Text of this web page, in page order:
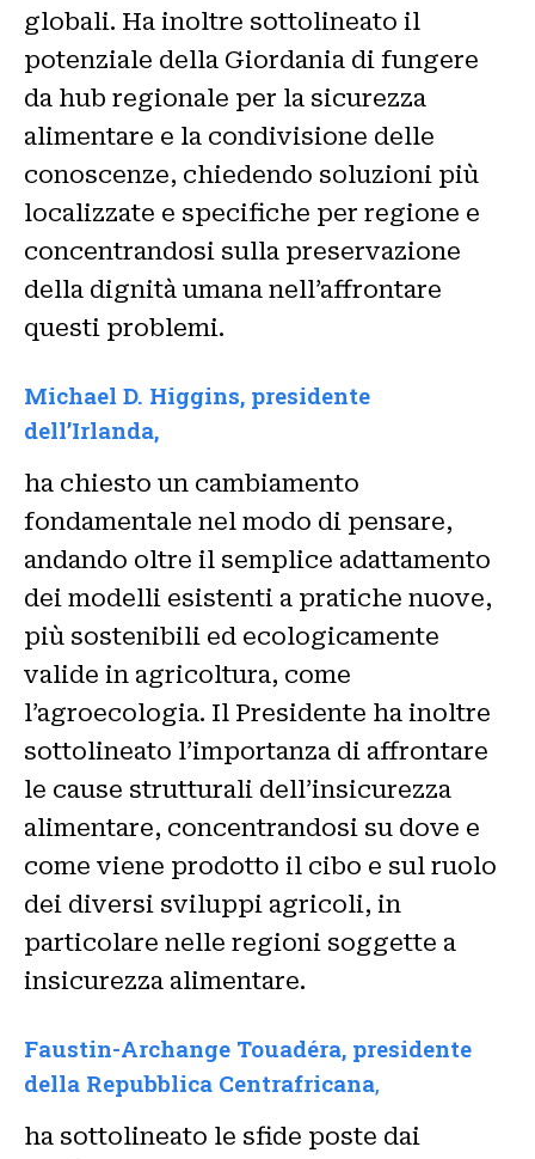
globali. Ha inoltre sottolineato il
potenziale della Giordania di fungere
da hub regionale per la sicurezza
alimentare e la condivisione delle
conoscenze, chiedendo soluzioni più
localizzate e specifiche per regione e
concentrandosi sulla preservazione
della dignità umana nell’affrontare
questi problemi.
Michael D. Higgins, presidente
dell’Irlanda,
ha chiesto un cambiamento
fondamentale nel modo di pensare,
andando oltre il semplice adattamento
dei modelli esistenti a pratiche nuove,
più sostenibili ed ecologicamente
valide in agricoltura, come
l’agroecologia. Il Presidente ha inoltre
sottolineato l’importanza di affrontare
le cause strutturali dell’insicurezza
alimentare, concentrandosi su dove e
come viene prodotto il cibo e sul ruolo
dei diversi sviluppi agricoli, in
particolare nelle regioni soggette a
insicurezza alimentare.
Faustin-Archange Touadéra, presidente
della Repubblica Centrafricana,
ha sottolineato le sfide poste dai